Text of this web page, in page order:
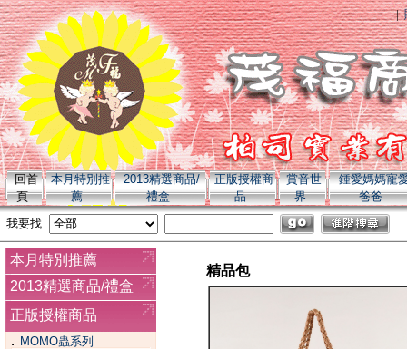
特別推薦 yoyo 全系列商品 momo
|
回首
頁
本月特別推
薦
2013精選商品/
禮盒
正版授權商
品
賞音世
界
鍾愛媽媽寵
爸爸
我要找
本月特別推薦
2013精選商品/禮盒
正版授權商品
． MOMO蟲系列
精品包